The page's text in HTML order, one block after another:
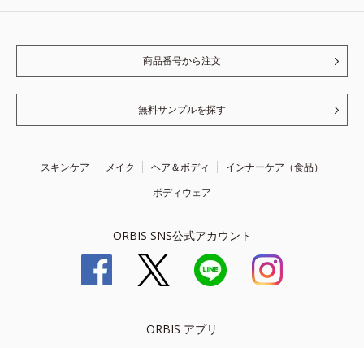
商品番号から注文
無料サンプルを探す
スキンケア メイク ヘア＆ボディ
インナーケア（食品）
ボディウェア
ORBIS SNS公式アカウント
ORBIS アプリ